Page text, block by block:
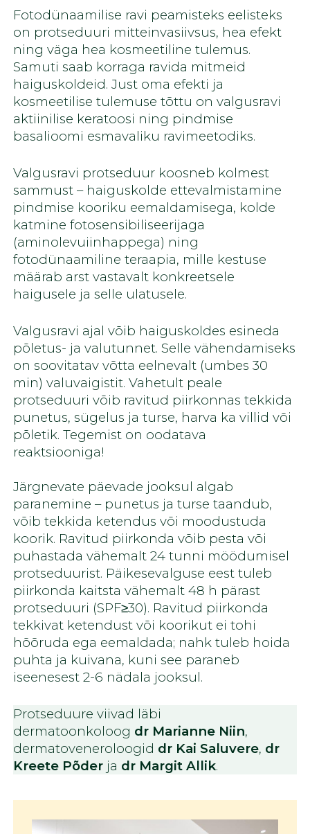
Fotodünaamilise ravi peamisteks eelisteks
on protseduuri mitteinvasiivsus, hea efekt
ning väga hea kosmeetiline tulemus.
Samuti saab korraga ravida mitmeid
haiguskoldeid. Just oma efekti ja
kosmeetilise tulemuse tõttu on valgusravi
aktiinilise keratoosi ning pindmise
basalioomi esmavaliku ravimeetodiks.
Valgusravi protseduur koosneb kolmest
sammust – haiguskolde ettevalmistamine
pindmise kooriku eemaldamisega, kolde
katmine fotosensibiliseerijaga
(aminolevuiinhappega) ning
fotodünaamiline teraapia, mille kestuse
määrab arst vastavalt konkreetsele
haigusele ja selle ulatusele.
Valgusravi ajal võib haiguskoldes esineda
põletus- ja valutunnet. Selle vähendamiseks
on soovitatav võtta eelnevalt (umbes 30
min) valuvaigistit. Vahetult peale
protseduuri võib ravitud piirkonnas tekkida
punetus, sügelus ja turse, harva ka villid või
põletik. Tegemist on oodatava
reaktsiooniga!
Järgnevate päevade jooksul algab
paranemine – punetus ja turse taandub,
võib tekkida ketendus või moodustuda
koorik. Ravitud piirkonda võib pesta või
puhastada vähemalt 24 tunni möödumisel
protseduurist. Päikesevalguse eest tuleb
piirkonda kaitsta vähemalt 48 h pärast
protseduuri (SPF≥30). Ravitud piirkonda
tekkivat ketendust või koorikut ei tohi
hõõruda ega eemaldada; nahk tuleb hoida
puhta ja kuivana, kuni see paraneb
iseenesest 2-6 nädala jooksul.
Protseduure viivad läbi
dermatoonkoloog dr Marianne Niin,
dermatoveneroloogid dr Kai Saluvere, dr
Kreete Põderja dr Margit Allik.